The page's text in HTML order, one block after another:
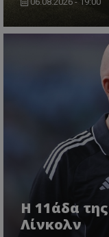
Η 11άδα
Λίνκολν